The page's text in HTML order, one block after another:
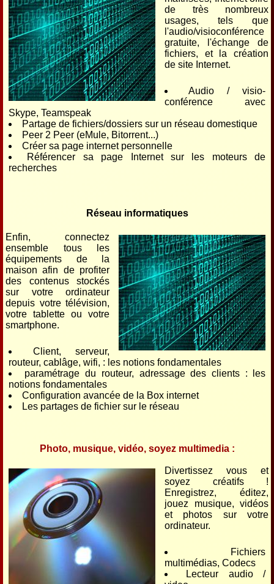
de très nombreux
usages, tels que
l'audio/visioconférence
gratuite, l'échange de
fichiers, et la création
de site Internet.
Audio / visio-
conférence avec
Skype, Teamspeak
Partage de fichiers/dossiers sur un réseau domestique
Peer 2 Peer (eMule, Bitorrent...)
Créer sa page internet personnelle
Référencer sa page Internet sur les moteurs de
recherches
Réseau informatiques
Enfin, connectez
ensemble tous les
équipements de la
maison afin de profiter
des contenus stockés
sur votre ordinateur
depuis votre télévision,
votre tablette ou votre
smartphone.
Client, serveur,
routeur, cablâge, wifi, : les notions fondamentales
paramétrage du routeur, adressage des clients : les
notions fondamentales
Configuration avancée de la Box internet
Les partages de fichier sur le réseau
Photo, musique, vidéo, soyez multimedia :
Divertissez vous et
soyez créatifs !
Enregistrez, éditez,
jouez musique, vidéos
et photos sur votre
ordinateur.
Fichiers
multimédias, Codecs
Lecteur audio /